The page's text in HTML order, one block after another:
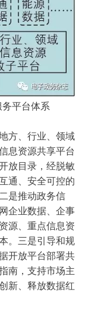
平台体系
方、行业、领域
息资源共享平台
放目录，经脱敏
通、安全可控的
是推动政务信
企业数据、企事
源、重点信息资
。三是引导和规
开放平台部署共
南，支持市场主
新、释放数据红